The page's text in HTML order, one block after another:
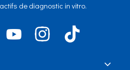
de diagnostic in vitro.